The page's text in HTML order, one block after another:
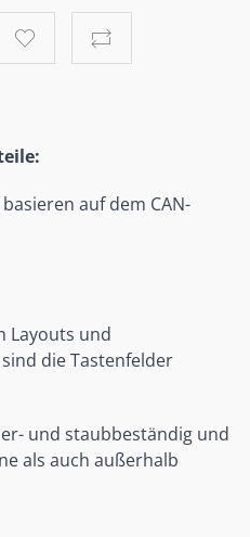
auf dem CAN-
Layouts und
die Tastenfelder
und staubbeständig und
als auch außerhalb